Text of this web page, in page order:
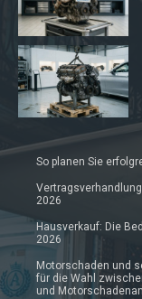
So planen Sie
2026
Hausverkauf: Die
2026
Motorschaden und
für die Wahl
und